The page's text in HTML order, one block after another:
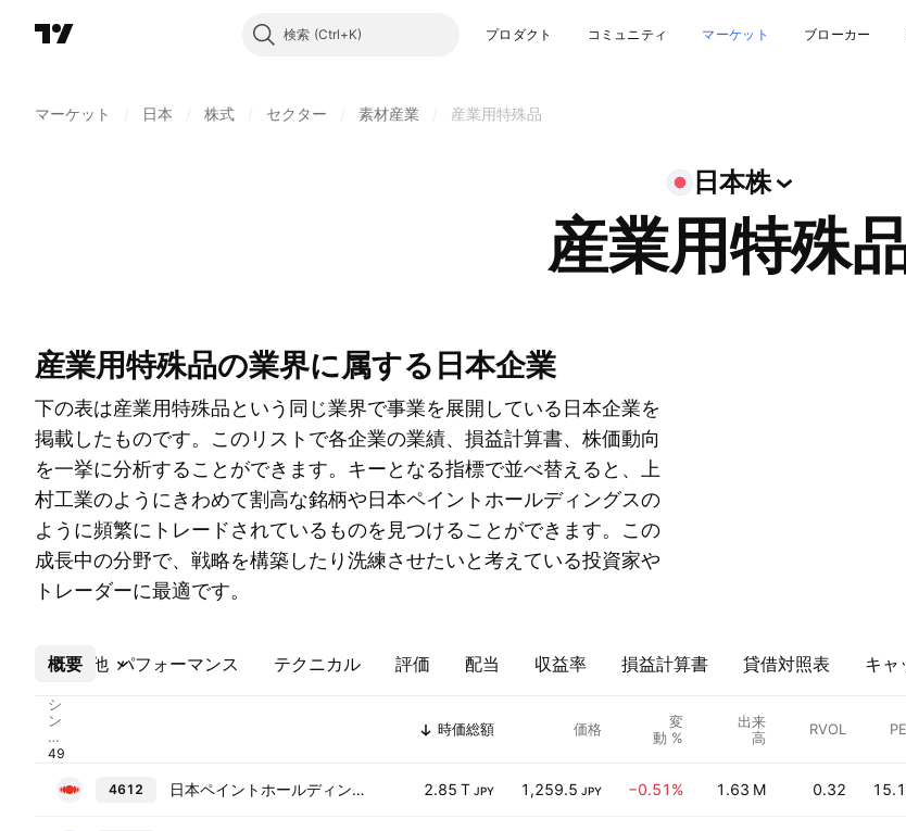
検索 プロダクト コミュニティ マーケット ブローカー
マーケット 日本 株式 セクター 素材産業 産業用特殊品
日本株
産業用特殊
産業用特殊品の業界に属する日本企業
下の表は産業用特殊品という同じ業界で事業を展開している日本企業を
掲載したものです。このリストで各企業の業績、損益計算書、株価動向
を一挙に分析することができます。キーとなる指標で並べ替えると、上
村工業のようにきわめて割高な銘柄や日本ペイントホールディングスの
ように頻繁にトレードされているものを見つけることができます。この
成長中の分野で、戦略を構築したり洗練させたいと考えている投資家や
トレーダーに最適です。
概要 パフォーマンス テクニカル 評価 配当 収益率 損益計算書 貸借対照表 キャ
その他
シ
ン
ボ
ル
時価総額 価格
変
動 %
出来
高
RVOL
4612 日本ペイントホールディングス 2.85 T JPY 1,259.5 JPY −0.51% 1.63 M 0.32